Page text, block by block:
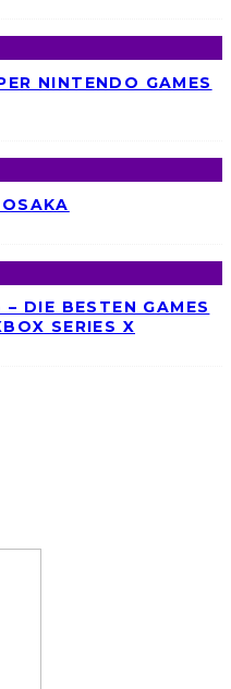
NINTENDO GAMES
DIE BESTEN GAMES
SERIES X